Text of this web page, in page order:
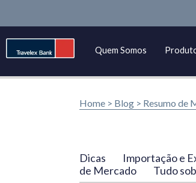
Quem Somos
Home > Blog > Resumo de
Dicas Importação e
de Mercado
Tudo